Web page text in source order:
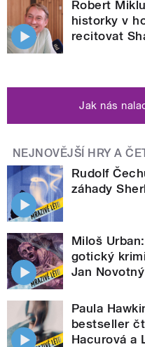
Robert
historky v
recitovat
Jak nás
NEJNOVĚJŠÍ HRY A
Rudolf
záhady
Miloš
gotický
Jan Novotný
Paula
bestseller
Hacurová a